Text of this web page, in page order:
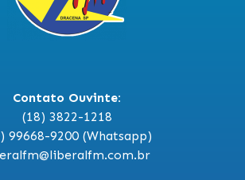
Contato Ouvinte:
(18) 3822-1218
99668-9200 (Whatsapp)